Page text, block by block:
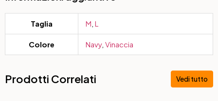
Taglia M, L
Colore Navy, Vinaccia
Prodotti Correlati Vedi tutto